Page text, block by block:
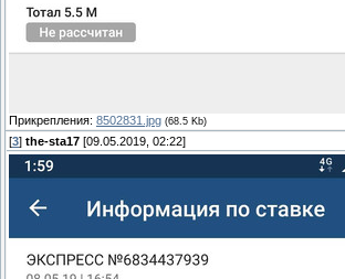
Прикрепления: 8502831.jpg (68.5 Kb)
[3] the-sta17 [09.05.2019, 02:22]